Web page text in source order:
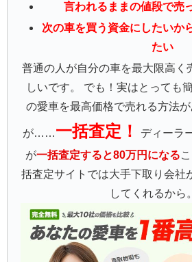
言われるままの値段で売
次の車を買う資金にしたいか
たい
普通の人が自分の車を最大限高く
しいです。 でも！実はとっても
の愛車を最高価格で売れる方法
が……一括査定！
ディーラ
が一括査定すると80万円になる
括査定サイトでは大手下取り会社
してくれるから。